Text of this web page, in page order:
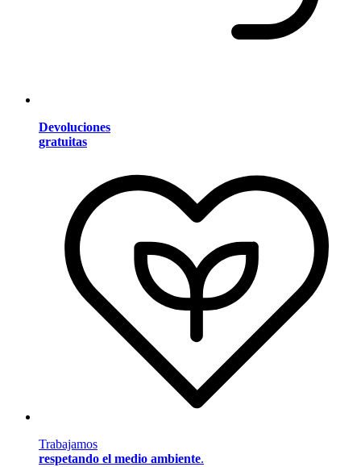
Devoluciones
gratuitas
Trabajamos
respetando el medio ambiente.